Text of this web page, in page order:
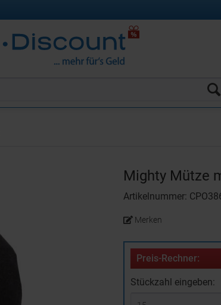
Mighty Mütze
Artikelnummer:
Merken
Preis-Rechner:
Stückzahl eingeben: